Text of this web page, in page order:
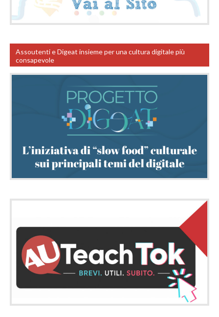
Assoutenti e Digeat insieme per una cultura digitale più
consapevole